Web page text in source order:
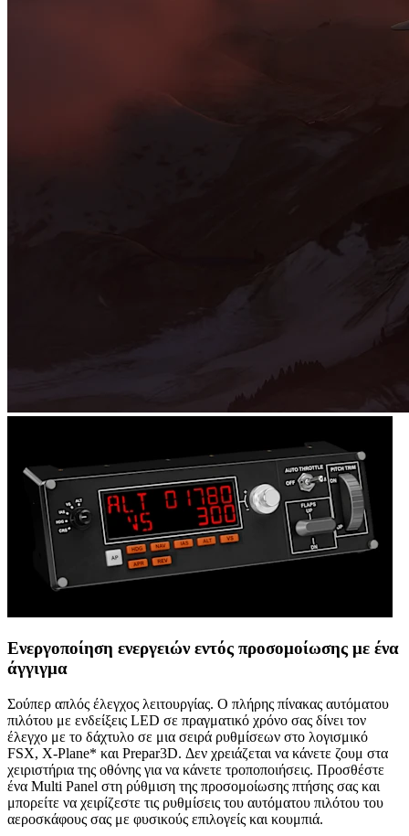
Ενεργοποίηση ενεργειών εντός προσομοίωσης με ένα
άγγιγμα
Σούπερ απλός έλεγχος λειτουργίας. Ο πλήρης πίνακας αυτόματου
πιλότου με ενδείξεις LED σε πραγματικό χρόνο σας δίνει τον
έλεγχο με το δάχτυλο σε μια σειρά ρυθμίσεων στο λογισμικό
FSX, X-Plane* και Prepar3D. Δεν χρειάζεται να κάνετε ζουμ στα
χειριστήρια της οθόνης για να κάνετε τροποποιήσεις. Προσθέστε
ένα Multi Panel στη ρύθμιση της προσομοίωσης πτήσης σας και
μπορείτε να χειρίζεστε τις ρυθμίσεις του αυτόματου πιλότου του
αεροσκάφους σας με φυσικούς επιλογείς και κουμπιά.